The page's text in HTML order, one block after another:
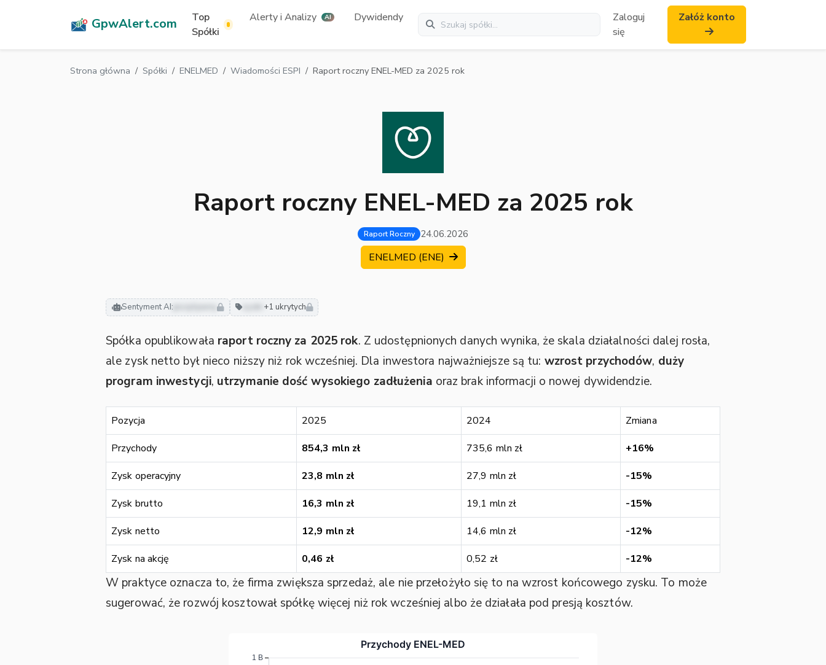
GpwAlert.com
Top
Spółki
Alerty i Analizy AI Dywidendy
Zaloguj
się
Załóż konto
Strona główna Spółki ENELMED Wiadomości ESPI Raport roczny ENEL-MED za 2025 rok
Raport roczny ENEL-MED za 2025 rok
Raport Roczny 24.06.2026
ENELMED (ENE)
Sentyment AI: pozytywny +1 ukrytych
Spółka opublikowała raport roczny za 2025 rok. Z udostępnionych danych wynika, że skala działalności dalej rosła,
ale zysk netto był nieco niższy niż rok wcześniej. Dla inwestora najważniejsze są tu: wzrost przychodów, duży
program inwestycji, utrzymanie dość wysokiego zadłużenia oraz brak informacji o nowej dywidendzie.
Pozycja 2025 2024 Zmiana
Przychody 854,3 mln zł 735,6 mln zł +16%
Zysk operacyjny 23,8 mln zł 27,9 mln zł -15%
Zysk brutto 16,3 mln zł 19,1 mln zł -15%
Zysk netto 12,9 mln zł 14,6 mln zł -12%
Zysk na akcję 0,46 zł 0,52 zł -12%
W praktyce oznacza to, że firma zwiększa sprzedaż, ale nie przełożyło się to na wzrost końcowego zysku. To może
sugerować, że rozwój kosztował spółkę więcej niż rok wcześniej albo że działała pod presją kosztów.